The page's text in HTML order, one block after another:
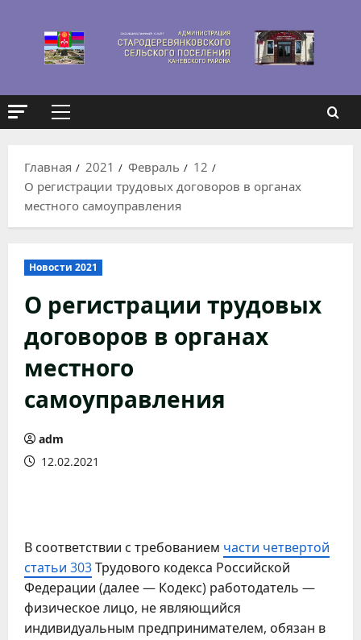
содержимому
Основное
Главная
2021 Февраль
12
О регистрации трудовых договоров в органах
местного самоуправления
Новости 2021
О регистрации трудовых
договоров в органах
местного
самоуправления
adm
12.02.2021
В соответствии с требованием части четвертой
статьи 303Трудового кодекса Российской
Федерации (далее — Кодекс) работодатель —
физическое лицо, не являющийся
индивидуальным предпринимателем, обязан в